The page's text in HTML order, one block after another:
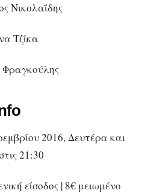
Νικολαΐδης
Τζίκα
2016, Δευτέρα και
21:30
είσοδος | 8€ μειωμένο